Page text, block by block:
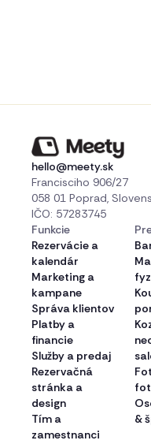
hello@meety.sk
Francisciho 906/27
058 01 Poprad,
IČO: 57283745
Funkcie
Rezervácie a
kalendár
Marketing a
kampane
Správa klientov
Platby a
financie
Služby a predaj
Rezervačná
stránka a
design
Tím a
zamestnanci
&